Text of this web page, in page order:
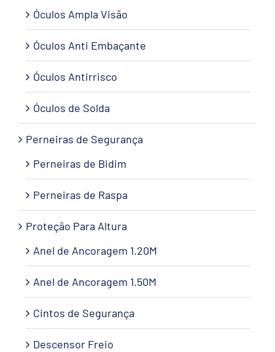
Óculos Ampla Visão
Óculos Anti Embaçante
Óculos Antirrisco
Óculos de Solda
Perneiras de Segurança
Perneiras de Bidim
Perneiras de Raspa
Proteção Para Altura
Anel de Ancoragem 1.20M
Anel de Ancoragem 1.50M
Cintos de Segurança
Descensor Freio